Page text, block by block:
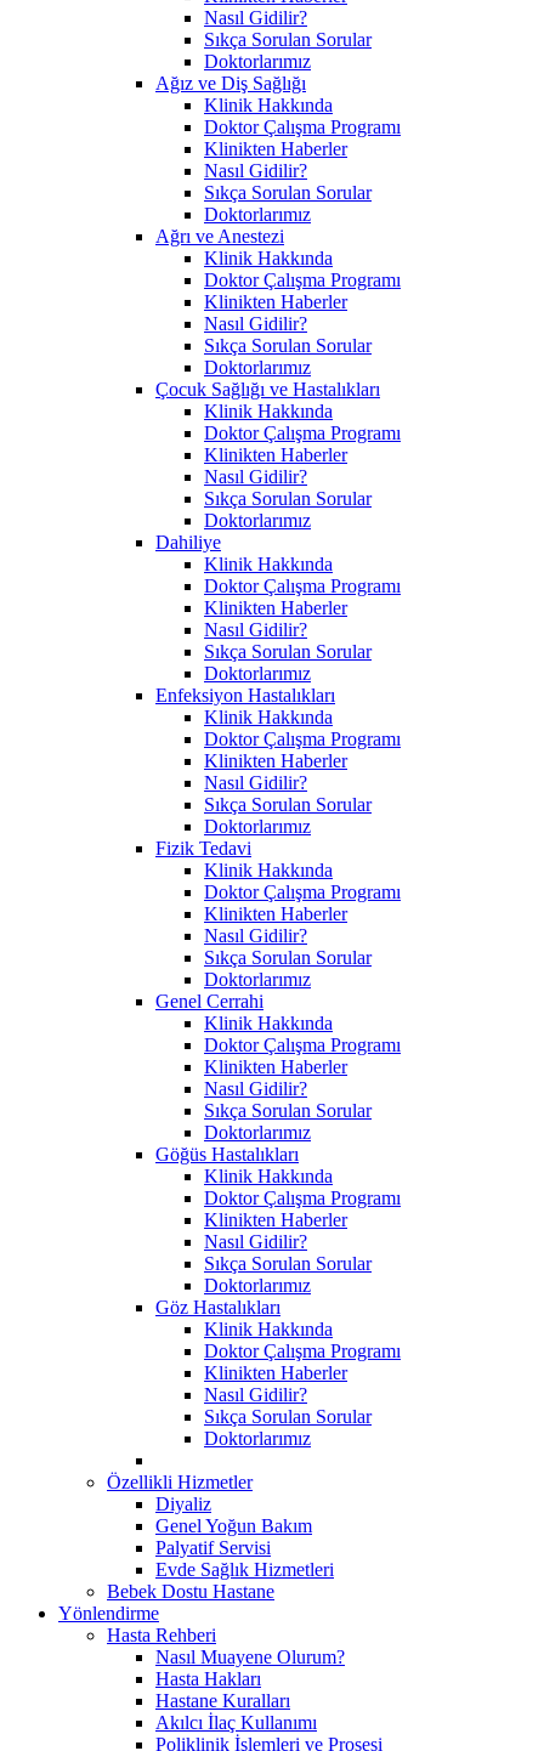
Nasıl Gidilir?
Sıkça Sorulan Sorular
Doktorlarımız
Ağız ve Diş Sağlığı
Klinik Hakkında
Doktor Çalışma Programı
Klinikten Haberler
Nasıl Gidilir?
Sıkça Sorulan Sorular
Doktorlarımız
Ağrı ve Anestezi
Klinik Hakkında
Doktor Çalışma Programı
Klinikten Haberler
Nasıl Gidilir?
Sıkça Sorulan Sorular
Doktorlarımız
Çocuk Sağlığı ve Hastalıkları
Klinik Hakkında
Doktor Çalışma Programı
Klinikten Haberler
Nasıl Gidilir?
Sıkça Sorulan Sorular
Doktorlarımız
Dahiliye
Klinik Hakkında
Doktor Çalışma Programı
Klinikten Haberler
Nasıl Gidilir?
Sıkça Sorulan Sorular
Doktorlarımız
Enfeksiyon Hastalıkları
Klinik Hakkında
Doktor Çalışma Programı
Klinikten Haberler
Nasıl Gidilir?
Sıkça Sorulan Sorular
Doktorlarımız
Fizik Tedavi
Klinik Hakkında
Doktor Çalışma Programı
Klinikten Haberler
Nasıl Gidilir?
Sıkça Sorulan Sorular
Doktorlarımız
Genel Cerrahi
Klinik Hakkında
Doktor Çalışma Programı
Klinikten Haberler
Nasıl Gidilir?
Sıkça Sorulan Sorular
Doktorlarımız
Göğüs Hastalıkları
Klinik Hakkında
Doktor Çalışma Programı
Klinikten Haberler
Nasıl Gidilir?
Sıkça Sorulan Sorular
Doktorlarımız
Göz Hastalıkları
Klinik Hakkında
Doktor Çalışma Programı
Klinikten Haberler
Nasıl Gidilir?
Sıkça Sorulan Sorular
Doktorlarımız
Özellikli Hizmetler
Diyaliz
Genel Yoğun Bakım
Palyatif Servisi
Evde Sağlık Hizmetleri
Bebek Dostu Hastane
Yönlendirme
Hasta Rehberi
Nasıl Muayene Olurum?
Hasta Hakları
Hastane Kuralları
Akılcı İlaç Kullanımı
Poliklinik İşlemleri ve Prosesi